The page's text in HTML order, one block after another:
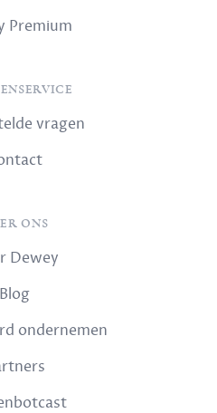
Premium
vragen
ONS
Dewey
Blog
ondernemen